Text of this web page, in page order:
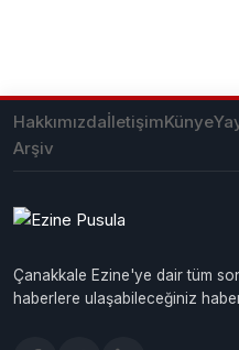
HakkımızdaİletişimKünye
Arşiv
Çanakkale Ezine'ye dair tüm
haberlere ulaşabileceğiniz